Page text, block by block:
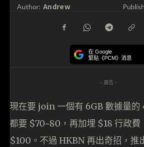
Author: Andrew
在 Google
緊貼《PCM》消息
- 廣告 -
現在要 join 一個有 6GB 數據量的
都要 $70~80，再加埋 $18 行政費
$100。不過 HKBN 再出奇招，推